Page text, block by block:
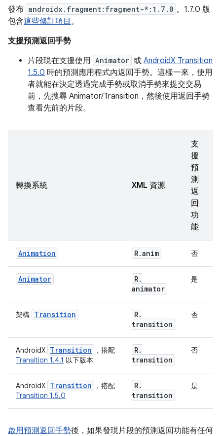
發布 androidx.fragment:fragment-*:1.7.0 。1.7.0 版
包含這些修訂項目 。
支援預測返回手勢
片段現在支援使用 Animator 或 AndroidX Transition
1.5.0 時的預測應用程式內返回手勢。這樣一來，使用
者就能在決定透過完成手勢或取消手勢來提交交易
前，先搜尋 Animator/Transition，然後使用返回手勢
查看先前的片段。
轉換系統 XML 資源
支
援
預
測
返
回
功
能
Animation R.anim 否
Animator R.
animator
是
架構 Transition R.
transition
否
AndroidX Transition
，搭配
Transition 1.4.1 以下版本
R.
transition
否
AndroidX Transition
，搭配
Transition 1.5.0
R.
transition
是
啟用預測返回手勢後，如果發現片段的預測返回功能有任何